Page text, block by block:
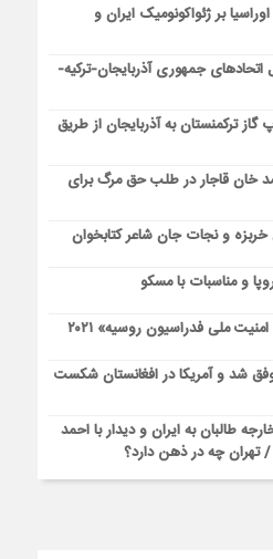
بر ژئواکونومیک ایران و
اتحادهای جمهوری آذربایجان-ترکیه-
گاز ترکمنستان به آذربایجان از طریق
خان قاجار در طلب حق مرگ برای
خربزه و نجات جان شاعر کتابخوان
و مناسبات با مسکو
ملی فدراسیون روسیه» ۲۰۲۱
شد و آمریکا در افغانستان شکست
طالبان به ایران و دیدار با احمد
تهران چه در ذهن دارد؟